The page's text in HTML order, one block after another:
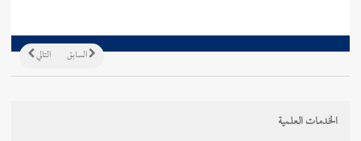
التالي السابق
الخدمات العلمية